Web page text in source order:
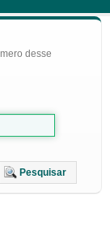
desse
Pesquisar